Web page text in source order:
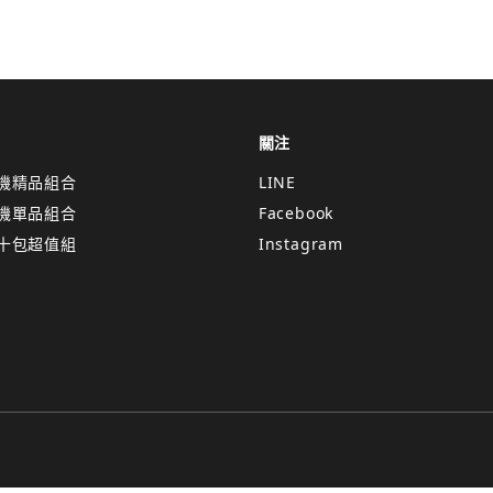
精品組合
單品組合
包超值組
關注
LINE
Facebook
Instagram